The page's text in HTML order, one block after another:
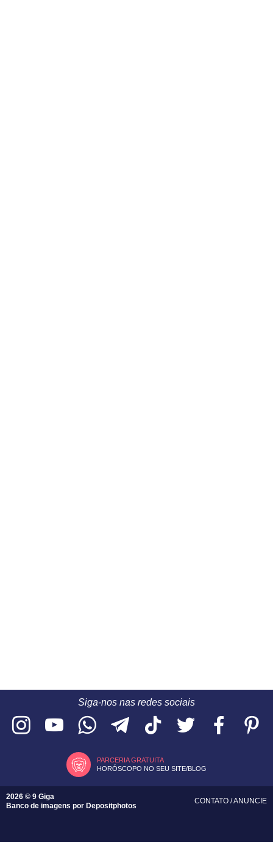
Siga-nos nas redes sociais
PARCERIA GRATUITA
HORÓSCOPO NO SEU SITE/BLOG
2026 © 9 Giga
Banco de imagens por Depositphotos
CONTATO /ANUNCIE